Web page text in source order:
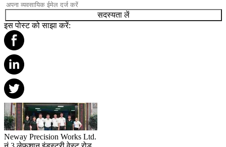
सदस्यता लें
इस पोस्ट को साझा करें:
Neway Precision Works Ltd.